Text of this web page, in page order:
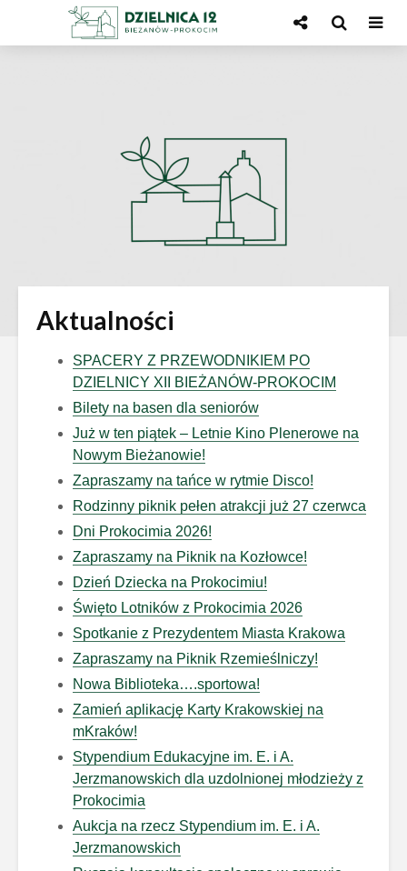
Aktualności
SPACERY Z PRZEWODNIKIEM PO
DZIELNICY XII BIEŻANÓW-PROKOCIM
Bilety na basen dla seniorów
Już w ten piątek – Letnie Kino Plenerowe na
Nowym Bieżanowie!
Zapraszamy na tańce w rytmie Disco!
Rodzinny piknik pełen atrakcji już 27 czerwca
Dni Prokocimia 2026!
Zapraszamy na Piknik na Kozłowce!
Dzień Dziecka na Prokocimiu!
Święto Lotników z Prokocimia 2026
Spotkanie z Prezydentem Miasta Krakowa
Zapraszamy na Piknik Rzemieślniczy!
Nowa Biblioteka….sportowa!
Zamień aplikację Karty Krakowskiej na
mKraków!
Stypendium Edukacyjne im. E. i A.
Jerzmanowskich dla uzdolnionej młodzieży z
Prokocimia
Aukcja na rzecz Stypendium im. E. i A.
Jerzmanowskich